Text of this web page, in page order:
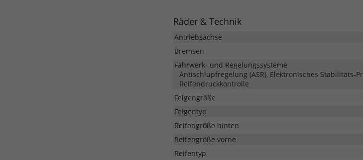
Räder & Technik
Antriebsachse
Bremsen
Fahrwerk- und Regelungssysteme
Antischlupfregelung (ASR), Elektronisches Stabilitäts-
Reifendruckkontrolle
Felgengröße
Felgentyp
Reifengröße hinten
Reifengröße vorne
Reifentyp